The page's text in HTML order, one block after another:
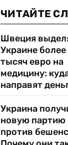
ЧИТАЙТЕ
Швеция
Украине
тысяч евро на
медицину:
направят
Украина
новую партию
против